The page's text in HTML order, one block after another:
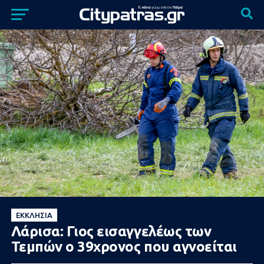
ΕΚΚΛΗΣΊΑ
Λάρισα: Γιος εισαγγελέως των
Τεμπών ο 39χρονος που αγνοείται